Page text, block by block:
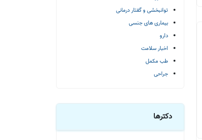
توانبخشی و گفتار درمانی
بیماری های جنسی
دارو
اخبار سلامت
طب مکمل
جراحی
دکترها